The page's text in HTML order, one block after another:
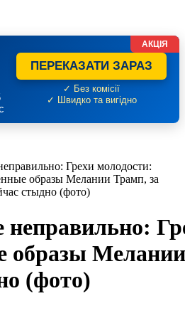
ПЕРЕКАЗАТИ ЗАРАЗ
✓ Без комісії
✓ Швидко та вигідно
АКЦІЯ
Грехи молодости:
образы Мелании Трамп, за
стыдно (фото)
неправильно:
образы
(фото)